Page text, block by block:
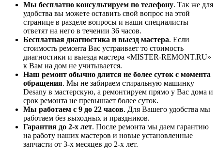
Мы бесплатно консультируем по телефону. Так же для
удобства вы можете оставить свой вопрос на этой
странице в разделе вопросы и наши специалисты
ответят на него в течении 36 часов.
Бесплатная диагностика и выезд мастера. Если
стоимость ремонта Вас устраивает то стоимость
диагностики и выезда мастера «MISTER-REMONT.RU»
к Вам на дом не учитывается.
Наш ремонт обычно длится не более суток с момента
обращения. Мы не забираем стиральную машинку
Desany в мастерскую, а ремонтируем прямо у Вас дома и
срок ремонта не превышает более суток.
Мы работаем с 9 до 22 часов. Для Вашего удобства мы
работаем без выходных и праздников.
Гарантия до 2-х лет. После ремонта мы даем гарантию
на работу наших мастеров и новые установленные
запчасти от 3-х месяцев до 2-х лет.